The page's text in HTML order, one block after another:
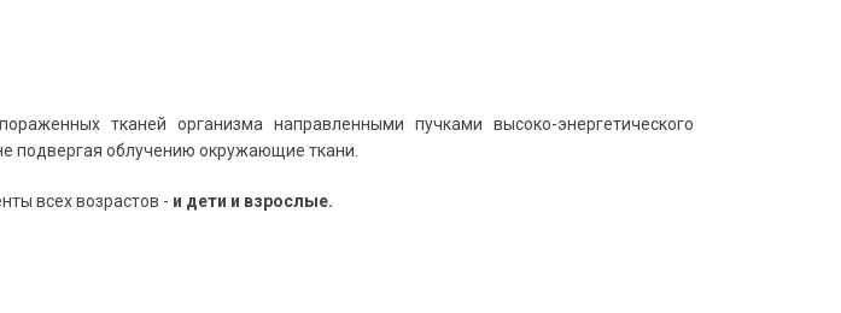
тканей организма направленными пучками высоко-энергетического
подвергая облучению окружающие ткани.
всех возрастов - и дети и взрослые.